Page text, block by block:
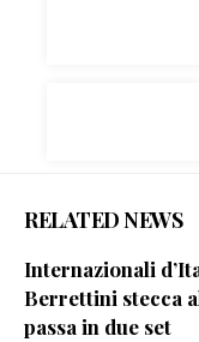
RELATED NEWS
Internazionali
Berrettini stecca
passa in due set